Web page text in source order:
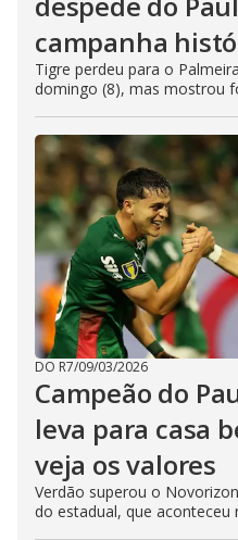
campanha
Tigre perdeu para o
domingo (8), mas mostrou
DO R7/09/03/2026
Campeão do
leva para casa
veja os valores
Verdão superou o
do estadual, que aconteceu